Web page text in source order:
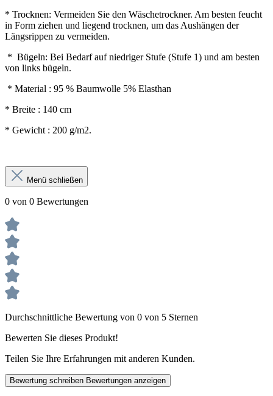
* Trocknen: Vermeiden Sie den Wäschetrockner. Am besten feucht
in Form ziehen und liegend trocknen, um das Aushängen der
Längsrippen zu vermeiden.
* Bügeln: Bei Bedarf auf niedriger Stufe (Stufe 1) und am besten
von links bügeln.
* Material : 95 % Baumwolle 5% Elasthan
* Breite : 140 cm
* Gewicht : 200 g/m2.
Menü schließen
0 von 0 Bewertungen
Durchschnittliche Bewertung von 0 von 5 Sternen
Bewerten Sie dieses Produkt!
Teilen Sie Ihre Erfahrungen mit anderen Kunden.
Bewertung schreiben Bewertungen anzeigen